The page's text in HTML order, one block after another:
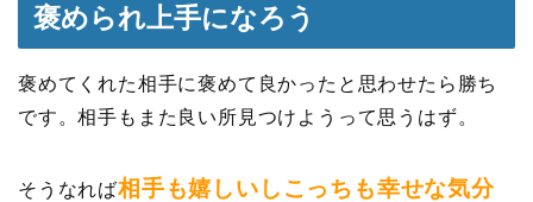
褒められ上手になろう
褒めてくれた相手に褒めて良かったと思わせたら勝ち
です。相手もまた良い所見つけようって思うはず。
そうなれば相手も嬉しいしこっちも幸せな気分